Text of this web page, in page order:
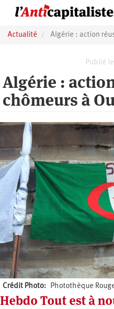
principal
Actualité Algérie : action
Publié
Algérie :
chômeurs à
Crédit Photo Photothèque
Hebdo Tout est à